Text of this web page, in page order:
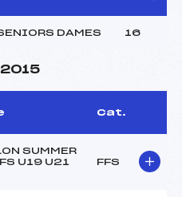
DAMES 16
Cat.
SUMMER
U19 U21
FFS